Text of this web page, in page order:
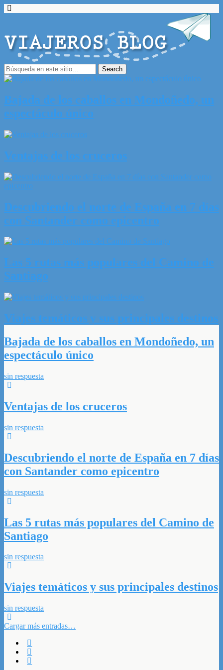
Bajada de los caballos en Mondoñedo, un
espectáculo único
Ventajas de los cruceros
Descubriendo el norte de España en 7 días
con Santander como epicentro
Las 5 rutas más populares del Camino de
Santiago
Viajes temáticos y sus principales destinos
Bajada de los caballos en Mondoñedo, un
espectáculo único
sin respuesta
Ventajas de los cruceros
sin respuesta
Descubriendo el norte de España en 7 días
con Santander como epicentro
sin respuesta
Las 5 rutas más populares del Camino de
Santiago
sin respuesta
Viajes temáticos y sus principales destinos
sin respuesta
Cargar más entradas…